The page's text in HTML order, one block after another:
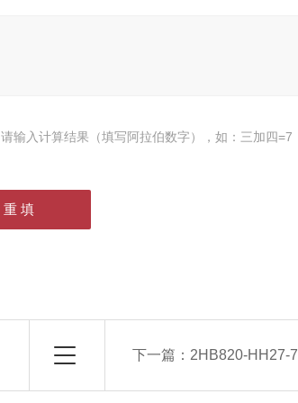
请输入计算结果（填写阿拉伯数字），如：三加四=7
下一篇： 2HB820-HH27-7.5KW-